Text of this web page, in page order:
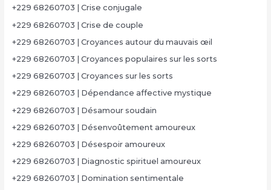
+229 68260703 | Crise conjugale
+229 68260703 | Crise de couple
+229 68260703 | Croyances autour du mauvais œil
+229 68260703 | Croyances populaires sur les sorts
+229 68260703 | Croyances sur les sorts
+229 68260703 | Dépendance affective mystique
+229 68260703 | Désamour soudain
+229 68260703 | Désenvoûtement amoureux
+229 68260703 | Désespoir amoureux
+229 68260703 | Diagnostic spirituel amoureux
+229 68260703 | Domination sentimentale